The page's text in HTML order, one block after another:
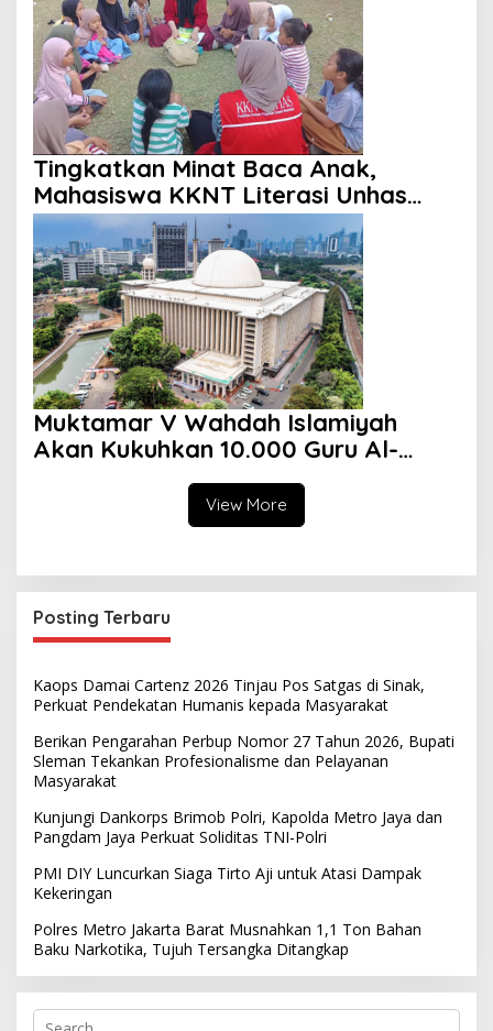
Tingkatkan Minat Baca Anak,
Mahasiswa KKNT Literasi Unhas
Gelar Program Membaca Nyaring di
Lima Dusun Desa Laikang
Muktamar V Wahdah Islamiyah
Akan Kukuhkan 10.000 Guru Al-
Qur’an di Masjid Istiqlal
View More
Posting Terbaru
Kaops Damai Cartenz 2026 Tinjau Pos Satgas di Sinak,
Perkuat Pendekatan Humanis kepada Masyarakat
Berikan Pengarahan Perbup Nomor 27 Tahun 2026, Bupati
Sleman Tekankan Profesionalisme dan Pelayanan
Masyarakat
Kunjungi Dankorps Brimob Polri, Kapolda Metro Jaya dan
Pangdam Jaya Perkuat Soliditas TNI-Polri
PMI DIY Luncurkan Siaga Tirto Aji untuk Atasi Dampak
Kekeringan
Polres Metro Jakarta Barat Musnahkan 1,1 Ton Bahan
Baku Narkotika, Tujuh Tersangka Ditangkap
S